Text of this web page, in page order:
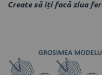
Create să îți facă ziua